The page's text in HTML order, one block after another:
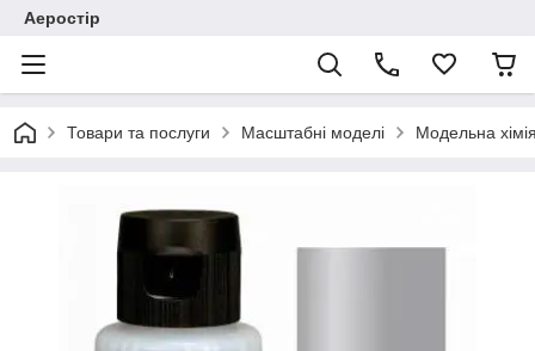
Аеростір
Товари та послуги Масштабні моделі Модельна